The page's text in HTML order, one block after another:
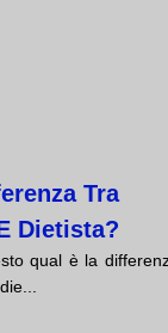
Tra
Dietista?
qual è la